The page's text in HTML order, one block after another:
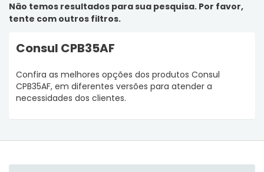
Não temos resultados para sua pesquisa. Por favor,
tente com outros filtros.
Consul CPB35AF
Confira as melhores opções dos produtos Consul
CPB35AF, em diferentes versões para atender a
necessidades dos clientes.